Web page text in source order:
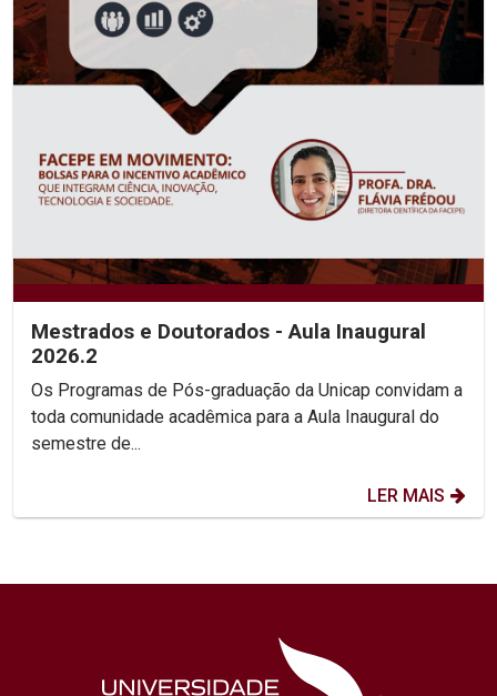
Mestrados e Doutorados - Aula Inaugural
2026.2
Os Programas de Pós-graduação da Unicap convidam a
toda comunidade acadêmica para a Aula Inaugural do
semestre de...
LER MAIS